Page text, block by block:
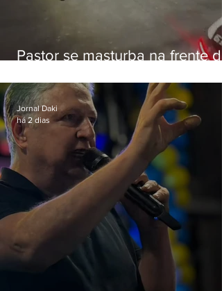
Pastor se masturba na frente de
Jornal Daki
há 2 dias